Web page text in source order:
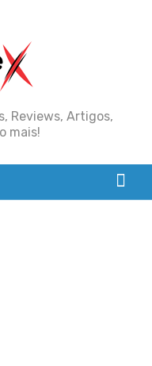
Reviews, Artigos,
mais!